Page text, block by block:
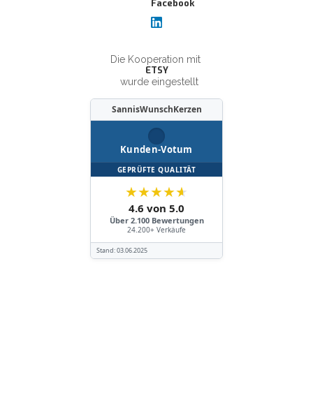
Die Kooperation mit
ETSY
wurde eingestellt
SannisWunschKerzen
Kunden-Votum
GEPRÜFTE QUALITÄT
★★★★★
4.6 von 5.0
Über 2.100 Bewertungen
24.200+ Verkäufe
Stand:03.06.2025